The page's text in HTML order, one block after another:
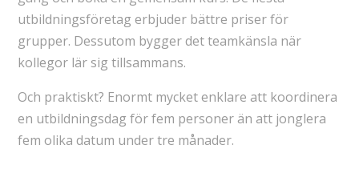
utbildningsföretag erbjuder bättre priser för
grupper. Dessutom bygger det teamkänsla när
kollegor lär sig tillsammans.
Och praktiskt? Enormt mycket enklare att koordinera
en utbildningsdag för fem personer än att jonglera
fem olika datum under tre månader.